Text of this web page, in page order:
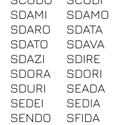
SDAMI
SDAMO
SDARO
SDATA
SDATO
SDAVA
SDAZI
SDIRE
SDORA
SDORI
SDURI
SEADA
SEDEI
SEDIA
SENDO
SFIDA